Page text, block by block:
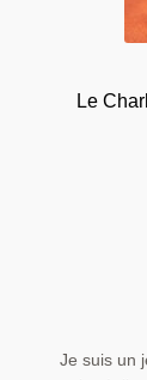
Le
Je suis un